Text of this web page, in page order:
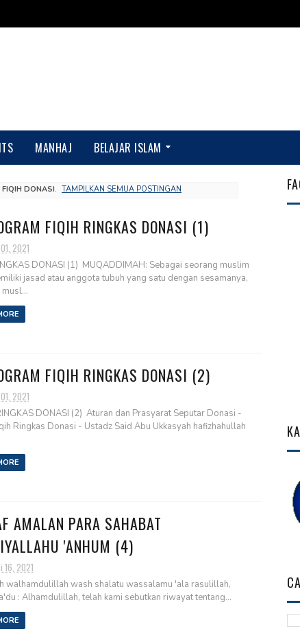
MANHAJ BELAJAR ISLAM
FIQIH DONASI. TAMPILKAN SEMUA POSTINGAN
FIQIH RINGKAS DONASI (1)
2021
DONASI (1) MUQADDIMAH: Sebagai seorang muslim
jasad atau anggota tubuh yang satu dengan sesamanya,
FIQIH RINGKAS DONASI (2)
2021
DONASI (2) Aturan dan Prasyarat Seputar Donasi -
Ringkas Donasi - Ustadz Said Abu Ukkasyah hafizhahullah
AMALAN PARA SAHABAT
'ANHUM (4)
16, 2021
walhamdulillah wash shalatu wassalamu 'ala rasulillah,
: Alhamdulillah, telah kami sebutkan riwayat tentang...